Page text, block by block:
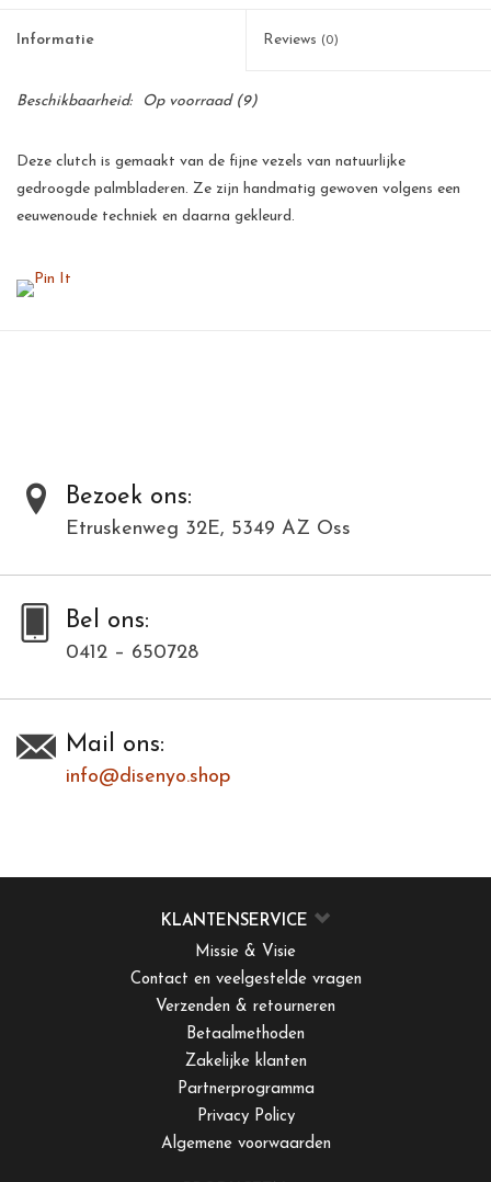
Informatie Reviews (0)
Beschikbaarheid: Op voorraad(9)
Deze clutch is gemaakt van de fijne vezels van natuurlijke
gedroogde palmbladeren. Ze zijn handmatig gewoven volgens een
eeuwenoude techniek en daarna gekleurd.
kleinschalige telers op de Filipijnen. Voor een arm land als de
Toevoegen om te vergelijken
Bezoek ons:
Etruskenweg 32E, 5349 AZ Oss
Bel ons:
0412 – 650728
Mail ons:
info@disenyo.shop
KLANTENSERVICE
Missie & Visie
Contact en veelgestelde vragen
Verzenden & retourneren
Betaalmethoden
Zakelijke klanten
Partnerprogramma
Privacy Policy
Algemene voorwaarden